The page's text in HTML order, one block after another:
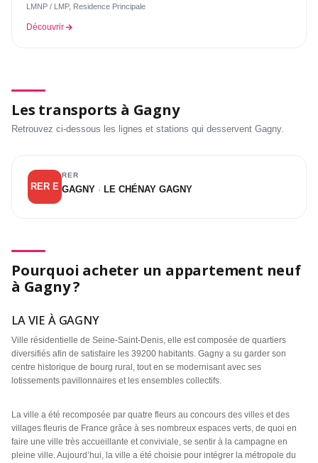
LMNP / LMP, Residence Principale
Découvrir
Les transports à Gagny
Retrouvez ci-dessous les lignes et stations qui desservent Gagny.
RER E
RER
GAGNY · LE CHÉNAY GAGNY
Pourquoi acheter un appartement neuf
à Gagny ?
LA VIE À GAGNY
Ville résidentielle de Seine-Saint-Denis, elle est composée de quartiers
diversifiés afin de satisfaire les 39200 habitants. Gagny a su garder son
centre historique de bourg rural, tout en se modernisant avec ses
lotissements pavillonnaires et les ensembles collectifs.
La ville a été recomposée par quatre fleurs au concours des villes et des
villages fleuris de France grâce à ses nombreux espaces verts, de quoi en
faire une ville très accueillante et conviviale, se sentir à la campagne en
pleine ville. Aujourd’hui, la ville a été choisie pour intégrer la métropole du